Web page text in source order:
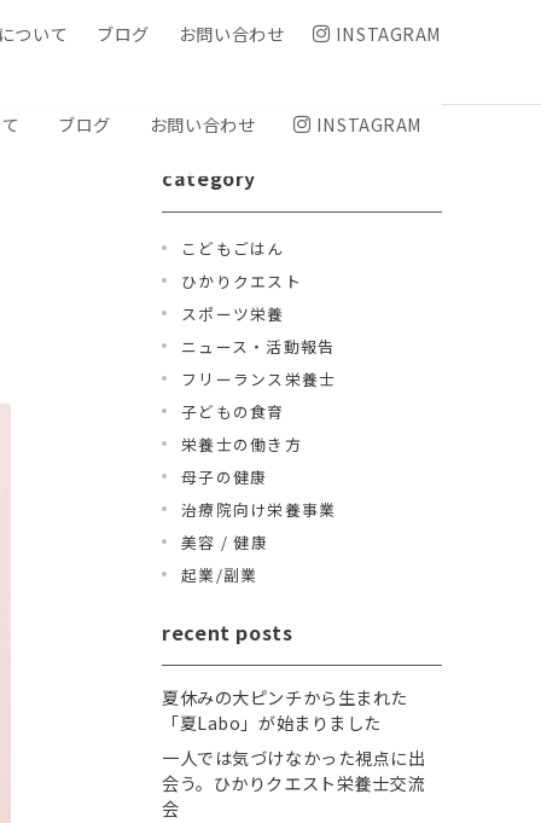
ブログ お問い合わせ INSTAGRAM
ついて ブログ お問い合わせ INSTAGRAM
category
こどもごはん
ひかりクエスト
スポーツ栄養
ニュース・活動報告
フリーランス栄養士
子どもの食育
栄養士の働き方
母子の健康
治療院向け栄養事業
美容 / 健康
起業/副業
recent posts
夏休みの大ピンチから生まれた
「夏Labo」が始まりました
一人では気づけなかった視点に出
会う。ひかりクエスト栄養士交流
会